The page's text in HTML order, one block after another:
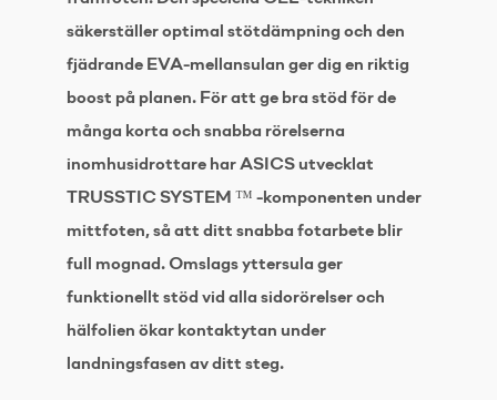
säkerställer optimal stötdämpning och den
fjädrande EVA-mellansulan ger dig en riktig
boost på planen. För att ge bra stöd för de
många korta och snabba rörelserna
inomhusidrottare har ASICS utvecklat
TRUSSTIC SYSTEM ™ -komponenten under
mittfoten, så att ditt snabba fotarbete blir
full mognad. Omslags yttersula ger
funktionellt stöd vid alla sidorörelser och
hälfolien ökar kontaktytan under
landningsfasen av ditt steg.